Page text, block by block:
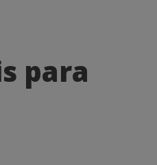
para